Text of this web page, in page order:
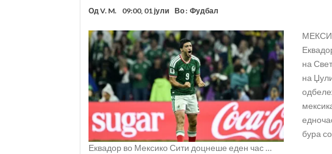
Од V. M. 09:00, 01 јули Во : Фудбал
на
на
бура
Еквадор во Мексико Сити доцнеше еден час …